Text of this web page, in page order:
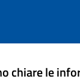
chiare le